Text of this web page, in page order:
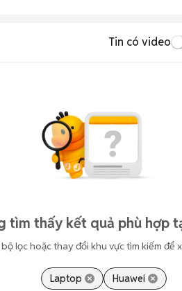
Tin có video
tìm thấy kết quả phù hợp
lọc hoặc thay đổi khu vực tìm kiếm để
Laptop Huawei